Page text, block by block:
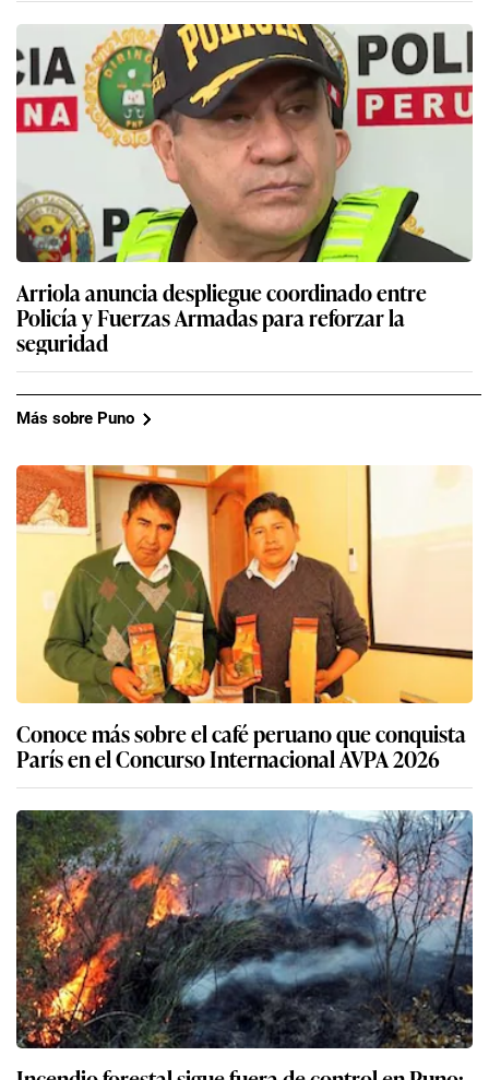
Arriola anuncia despliegue coordinado entre
Policía y Fuerzas Armadas para reforzar la
seguridad
Más sobre Puno
Conoce más sobre el café peruano que conquista
París en el Concurso Internacional AVPA 2026